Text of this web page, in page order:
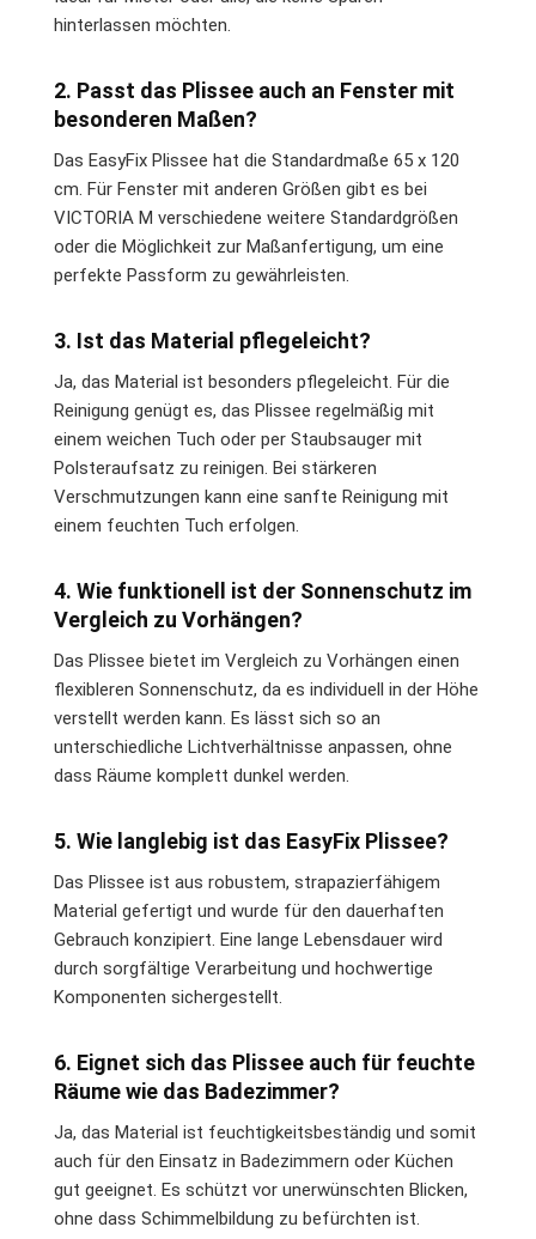
hinterlassen möchten.
2. Passt das Plissee auch an Fenster mit
besonderen Maßen?
Das EasyFix Plissee hat die Standardmaße 65 x 120
cm. Für Fenster mit anderen Größen gibt es bei
VICTORIA M verschiedene weitere Standardgrößen
oder die Möglichkeit zur Maßanfertigung, um eine
perfekte Passform zu gewährleisten.
3. Ist das Material pflegeleicht?
Ja, das Material ist besonders pflegeleicht. Für die
Reinigung genügt es, das Plissee regelmäßig mit
einem weichen Tuch oder per Staubsauger mit
Polsteraufsatz zu reinigen. Bei stärkeren
Verschmutzungen kann eine sanfte Reinigung mit
einem feuchten Tuch erfolgen.
4. Wie funktionell ist der Sonnenschutz im
Vergleich zu Vorhängen?
Das Plissee bietet im Vergleich zu Vorhängen einen
flexibleren Sonnenschutz, da es individuell in der Höhe
verstellt werden kann. Es lässt sich so an
unterschiedliche Lichtverhältnisse anpassen, ohne
dass Räume komplett dunkel werden.
5. Wie langlebig ist das EasyFix Plissee?
Das Plissee ist aus robustem, strapazierfähigem
Material gefertigt und wurde für den dauerhaften
Gebrauch konzipiert. Eine lange Lebensdauer wird
durch sorgfältige Verarbeitung und hochwertige
Komponenten sichergestellt.
6. Eignet sich das Plissee auch für feuchte
Räume wie das Badezimmer?
Ja, das Material ist feuchtigkeitsbeständig und somit
auch für den Einsatz in Badezimmern oder Küchen
gut geeignet. Es schützt vor unerwünschten Blicken,
ohne dass Schimmelbildung zu befürchten ist.